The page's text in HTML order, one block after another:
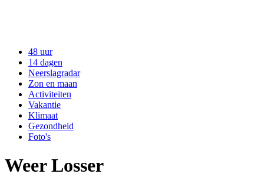
48 uur
14 dagen
Neerslagradar
Zon en maan
Activiteiten
Vakantie
Klimaat
Gezondheid
Foto's
Weer Losser